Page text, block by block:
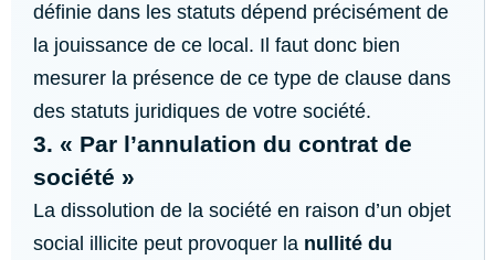
définie dans les statuts dépend précisément de
la jouissance de ce local. Il faut donc bien
mesurer la présence de ce type de clause dans
des statuts juridiques de votre société.
3. « Par l’annulation du contrat de
société »
La dissolution de la société en raison d’un objet
social illicite peut provoquer la nullité du